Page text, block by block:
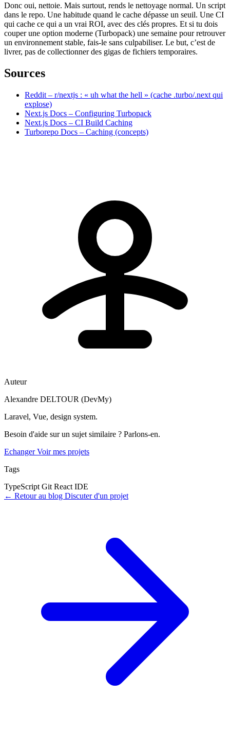
Donc oui, nettoie. Mais surtout, rends le nettoyage normal. Un script
dans le repo. Une habitude quand le cache dépasse un seuil. Une CI
qui cache ce qui a un vrai ROI, avec des clés propres. Et si tu dois
couper une option moderne (Turbopack) une semaine pour retrouver
un environnement stable, fais-le sans culpabiliser. Le but, c’est de
livrer, pas de collectionner des gigas de fichiers temporaires.
Sources
Reddit – r/nextjs : « uh what the hell » (cache .turbo/.next qui
explose)
Next.js Docs – Configuring Turbopack
Next.js Docs – CI Build Caching
Turborepo Docs – Caching (concepts)
Auteur
Alexandre DELTOUR (DevMy)
Laravel, Vue, design system.
Besoin d'aide sur un sujet similaire ? Parlons-en.
EchangerVoir mes projets
Tags
TypeScript Git React IDE
← Retour au blog Discuter d'un projet